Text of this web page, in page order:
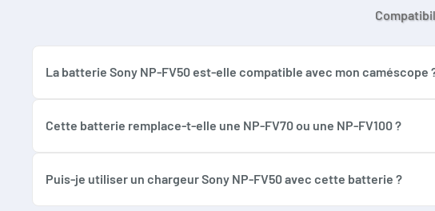
Sony DCR-SX73
Sony DCR-SX85
Sony DCR-DVD115E
La batterie Sony NP-FV50 est-elle compatible avec mon caméscope
Cette batterie remplace-t-elle une NP-FV70 ou une NP-FV100 ?
Puis-je utiliser un chargeur Sony NP-FV50 avec cette batterie ?